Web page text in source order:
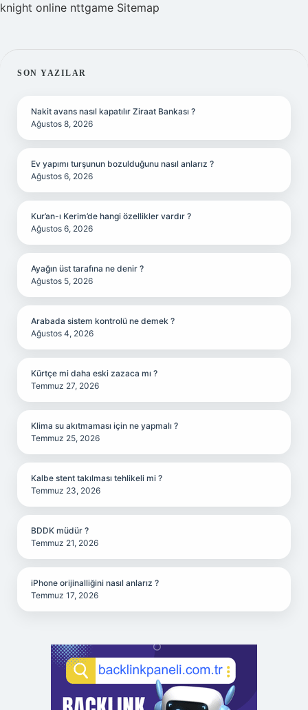
knight online nttgame Sitemap
SIDEBAR
SON YAZILAR
Nakit avans nasıl kapatılır Ziraat Bankası ?
Ağustos 8, 2026
Ev yapımı turşunun bozulduğunu nasıl anlarız ?
Ağustos 6, 2026
Kur’an-ı Kerim’de hangi özellikler vardır ?
Ağustos 6, 2026
Ayağın üst tarafına ne denir ?
Ağustos 5, 2026
Arabada sistem kontrolü ne demek ?
Ağustos 4, 2026
Kürtçe mi daha eski zazaca mı ?
Temmuz 27, 2026
Klima su akıtmaması için ne yapmalı ?
Temmuz 25, 2026
Kalbe stent takılması tehlikeli mi ?
Temmuz 23, 2026
BDDK müdür ?
Temmuz 21, 2026
iPhone orijinalliğini nasıl anlarız ?
Temmuz 17, 2026